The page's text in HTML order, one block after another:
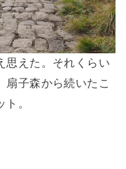
思えた。それくらい
扇子森から続いたこ
。